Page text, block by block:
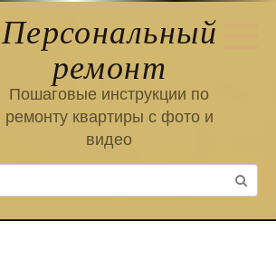
Персональный
ремонт
Пошаговые инструкции по
ремонту квартиры с фото и
видео